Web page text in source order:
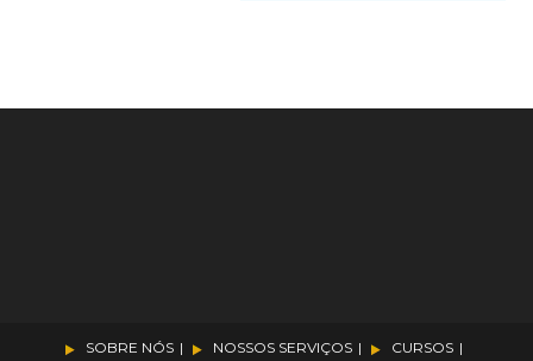
SOBRE NÓS NOSSOS SERVIÇOS
CURSOS